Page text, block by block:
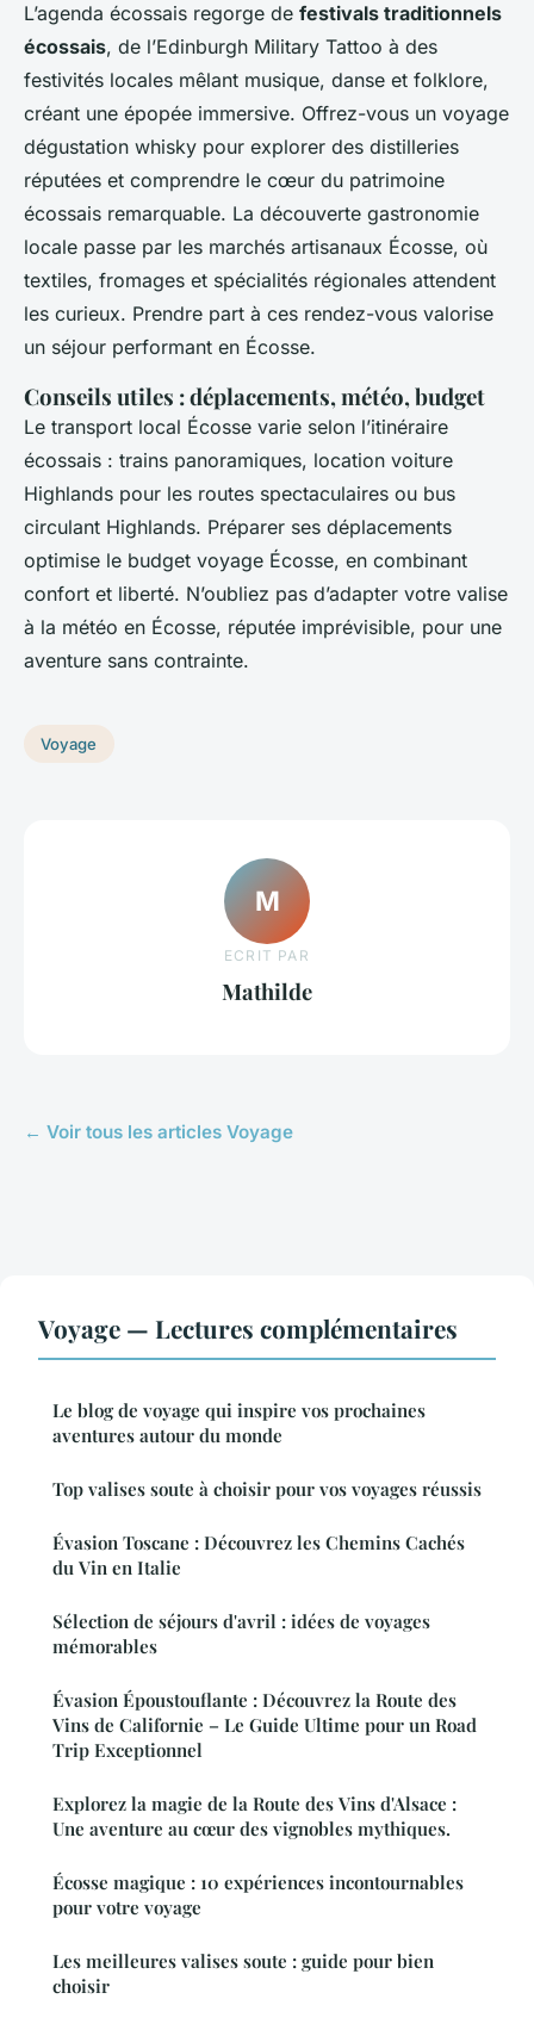
L’agenda écossais regorge de festivals traditionnels
écossais, de l’Edinburgh Military Tattoo à des
festivités locales mêlant musique, danse et folklore,
créant une épopée immersive. Offrez-vous un voyage
dégustation whisky pour explorer des distilleries
réputées et comprendre le cœur du patrimoine
écossais remarquable. La découverte gastronomie
locale passe par les marchés artisanaux Écosse, où
textiles, fromages et spécialités régionales attendent
les curieux. Prendre part à ces rendez-vous valorise
un séjour performant en Écosse.
Conseils utiles : déplacements, météo, budget
Le transport local Écosse varie selon l’itinéraire
écossais : trains panoramiques, location voiture
Highlands pour les routes spectaculaires ou bus
circulant Highlands. Préparer ses déplacements
optimise le budget voyage Écosse, en combinant
confort et liberté. N’oubliez pas d’adapter votre valise
à la météo en Écosse, réputée imprévisible, pour une
aventure sans contrainte.
Voyage
M
ECRIT PAR
Mathilde
← Voir tous les articles Voyage
Voyage — Lectures complémentaires
Le blog de voyage qui inspire vos prochaines
aventures autour du monde
Top valises soute à choisir pour vos voyages réussis
Évasion Toscane : Découvrez les Chemins Cachés
du Vin en Italie
Sélection de séjours d'avril : idées de voyages
mémorables
Évasion Époustouflante : Découvrez la Route des
Vins de Californie – Le Guide Ultime pour un Road
Trip Exceptionnel
Explorez la magie de la Route des Vins d'Alsace :
Une aventure au cœur des vignobles mythiques.
Écosse magique : 10 expériences incontournables
pour votre voyage
Les meilleures valises soute : guide pour bien
choisir